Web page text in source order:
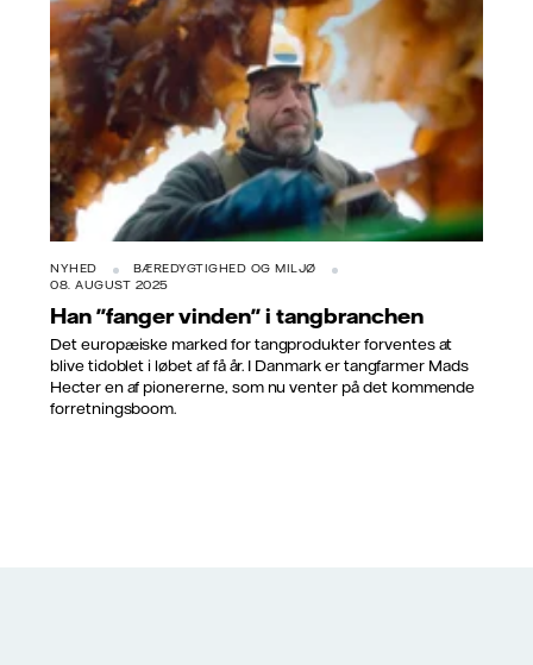
NYHED
BÆREDYGTIGHED OG MILJØ
08. AUGUST 2025
Han "fanger vinden" i tangbranchen
Det europæiske marked for tangprodukter forventes at
blive tidoblet i løbet af få år. I Danmark er tangfarmer Mads
Hecter en af pionererne, som nu venter på det kommende
forretningsboom.